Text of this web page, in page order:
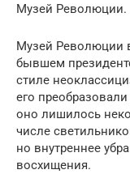
Музей Революции.
Музей Революции
бывшем
стиле
его
оно лишилось
числе
но внутреннее
восхищения.